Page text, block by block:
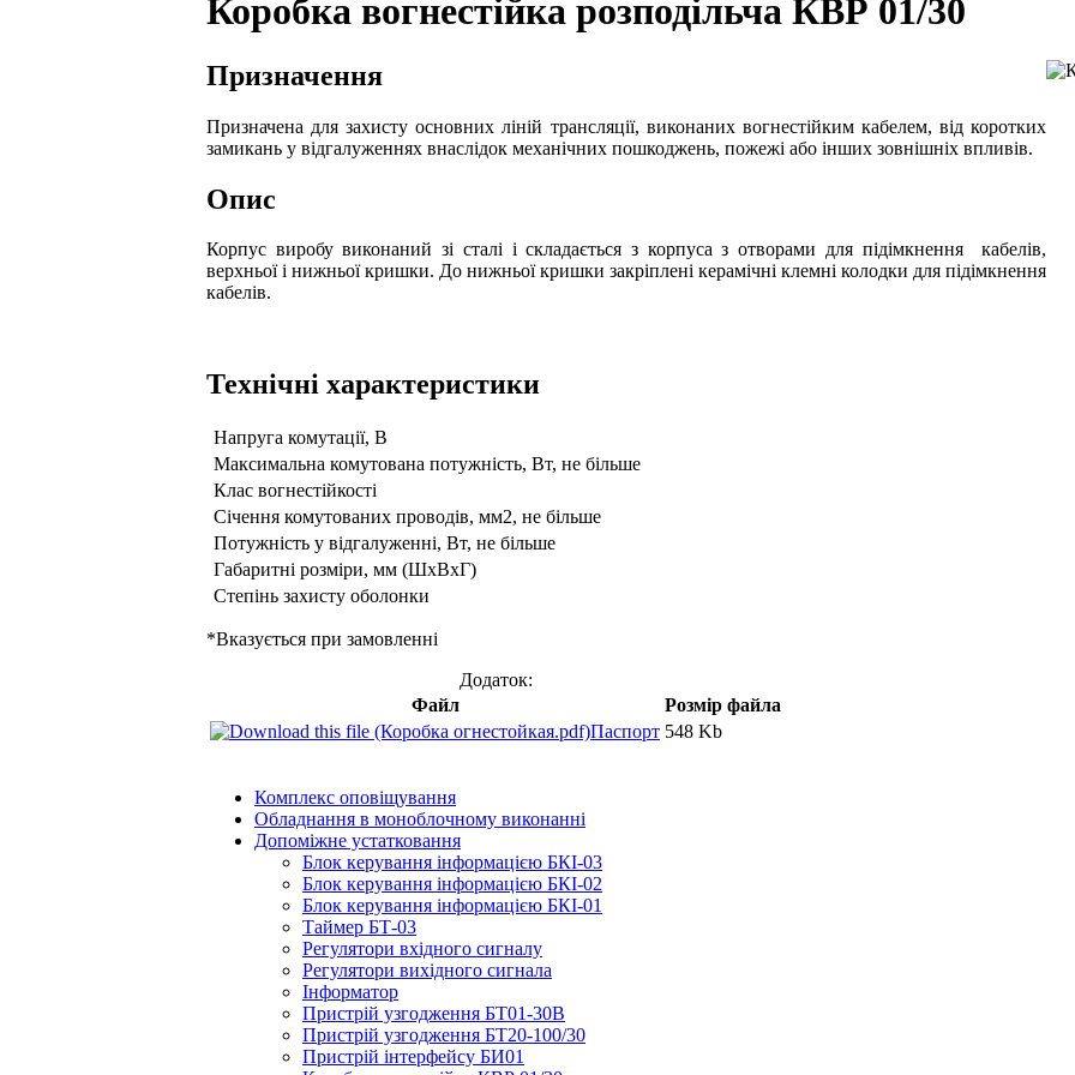
Коробка вогнестійка розподільча КВР 01/30
Призначення
Призначена для захисту основних ліній трансляції, виконаних вогнестійким кабелем, від коротких
замикань у відгалуженнях внаслідок механічних пошкоджень, пожежі або інших зовнішніх впливів.
Опис
Корпус виробу виконаний зі сталі і складається з корпуса з отворами для підімкнення кабелів,
верхньої і нижньої кришки. До нижньої кришки закріплені керамічні клемні колодки для підімкнення
кабелів.
Технічні характеристики
Напруга комутації, В
Максимальна комутована потужність, Вт, не більше
Клас вогнестійкості
Січення комутованих проводів, мм2, не більше
Потужність у відгалуженні, Вт, не більше
Габаритні розміри, мм (ШхВхГ)
Степінь захисту оболонки
*Вказується при замовленні
Додаток:
Файл
Розмір файла
Паспорт 548 Kb
Комплекс оповіщування
Обладнання в моноблочному виконанні
Допоміжне устатковання
Блок керування інформацією БКІ-03
Блок керування інформацією БКІ-02
Блок керування інформацією БКІ-01
Таймер БТ-03
Регулятори вхідного сигналу
Регулятори вихідного сигнала
Інформатор
Пристрій узгодження БТ01-30В
Пристрій узгодження БТ20-100/30
Пристрій інтерфейсу БИ01